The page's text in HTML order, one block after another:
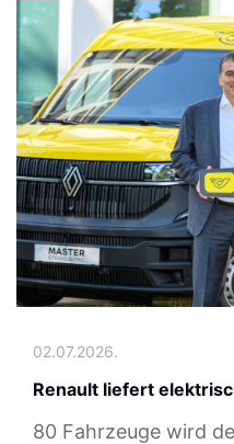
02.07.2026.
Renault liefert
80 Fahrzeuge wird